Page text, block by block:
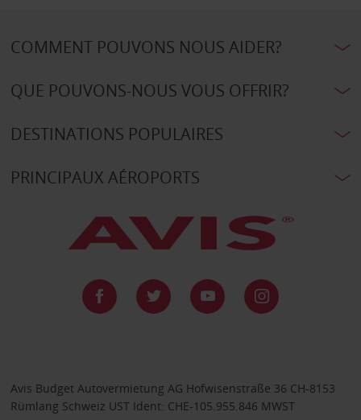
COMMENT POUVONS NOUS AIDER?
QUE POUVONS-NOUS VOUS OFFRIR?
DESTINATIONS POPULAIRES
PRINCIPAUX AÉROPORTS
Avis Budget Autovermietung AG Hofwisenstraße 36 CH-8153
Rümlang Schweiz UST Ident: CHE-105.955.846 MWST